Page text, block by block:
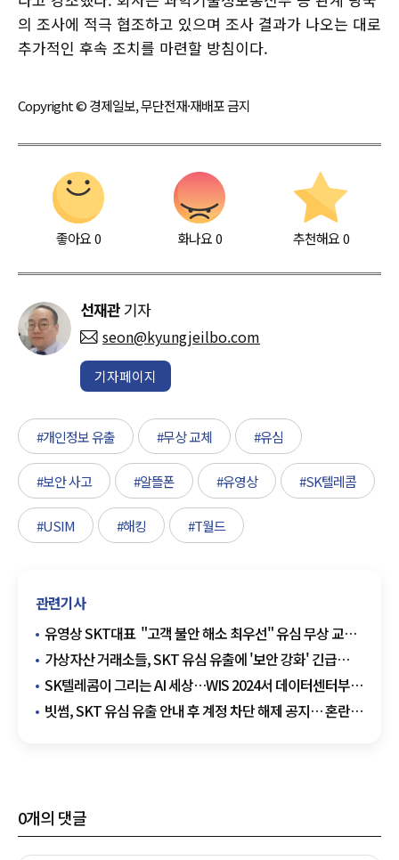
의 조사에 적극 협조하고 있으며 조사 결과가 나오는 대로
추가적인 후속 조치를 마련할 방침이다.
Copyright © 경제일보, 무단전재·재배포 금지
좋아요0 화나요0 추천해요 0
선재관 기자
seon@kyungjeilbo.com
기자페이지
#개인정보 유출 #무상 교체 #유심
#보안 사고 #알뜰폰 #유영상 #SK텔레콤
#USIM #해킹 #T월드
관련기사
유영상 SKT대표 "고객 불안 해소 최우선" 유심 무상 교체
전격 결정 (종합)
가상자산 거래소들, SKT 유심 유출에 '보안 강화' 긴급
당부
SK텔레콤이 그리는 AI 세상…WIS 2024서 데이터센터부터
로봇까지 총출동
빗썸, SKT 유심 유출 안내 후 계정 차단 해제 공지… 혼란
0개의 댓글